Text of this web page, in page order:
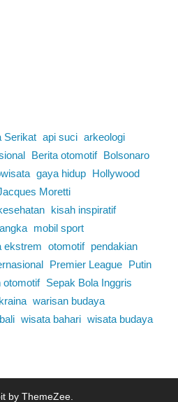
Serikat api suci arkeologi
Berita otomotif
Bolsonaro
gaya hidup
Hollywood
Moretti
kisah inspiratif
mobil sport
ekstrem otomotif
pendakian
Premier League
Putin
otomotif
Sepak Bola Inggris
warisan budaya
wisata bahari wisata budaya
by ThemeZee.